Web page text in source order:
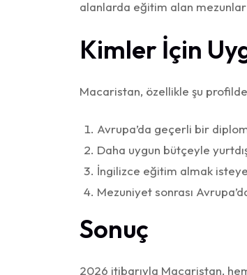
alanlarda eğitim alan
Kimler İçin
Macaristan, özellikle şu
Avrupa’da geçerli bir
Daha uygun bütçeyle
İngilizce eğitim almak
Mezuniyet sonrası
Sonuç
2026 itibarıyla Macaristan,